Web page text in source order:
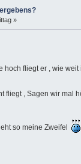
»
fliegt er , wie
fliegt , Sagen wir
so meine Zweifel